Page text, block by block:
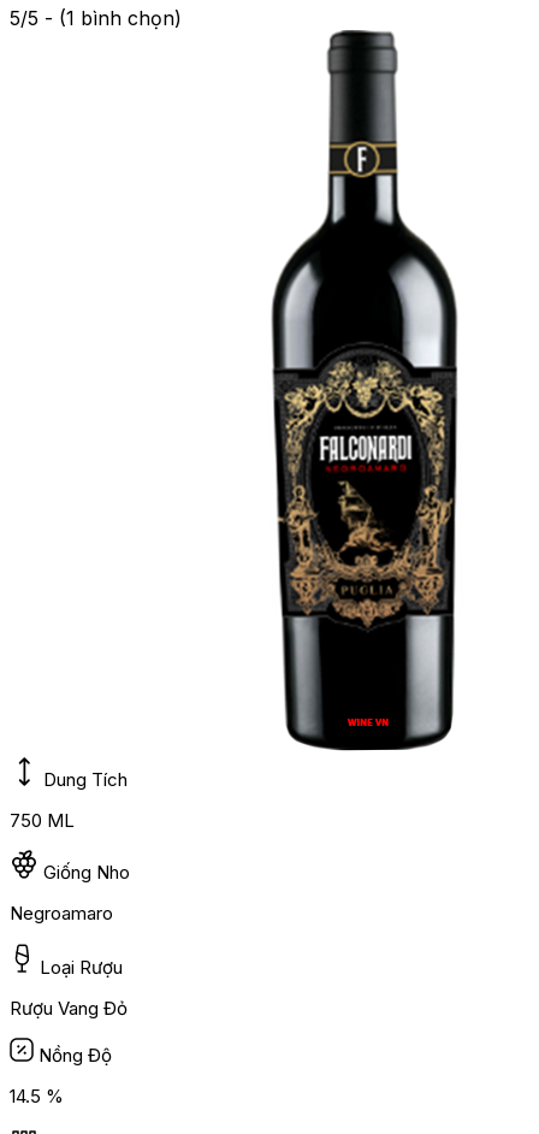
5/5 - (1 bình chọn)
Dung Tích
750 ML
Giống Nho
Negroamaro
Loại Rượu
Rượu Vang Đỏ
Nồng Độ
14.5 %